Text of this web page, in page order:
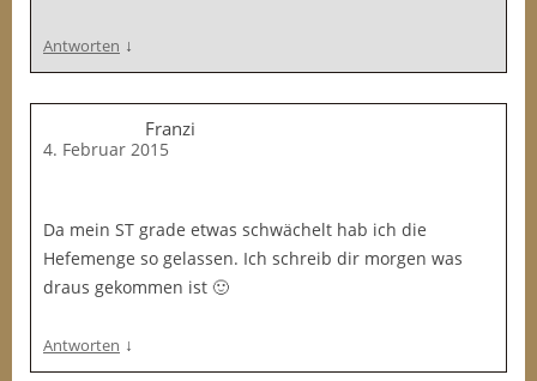
Antworten ↓
Franzi
4. Februar 2015
Da mein ST grade etwas schwächelt hab ich die
Hefemenge so gelassen. Ich schreib dir morgen was
draus gekommen ist 🙂
Antworten ↓